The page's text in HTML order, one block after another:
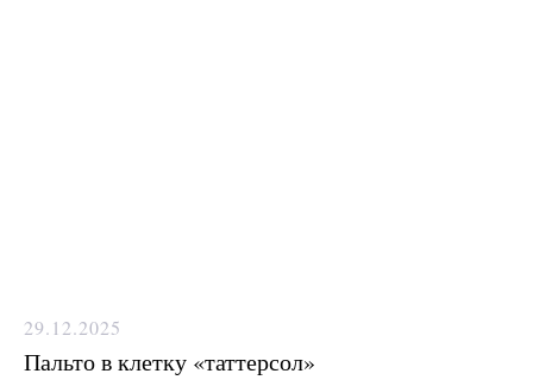
29.12.2025
Пальто в клетку «таттерсол»